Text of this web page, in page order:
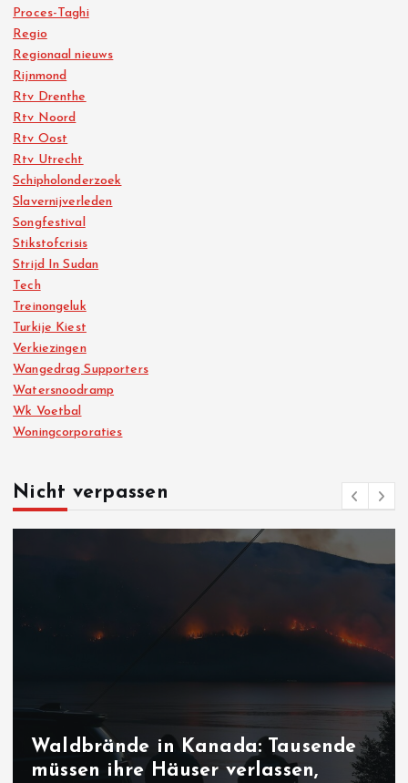
Proces-Taghi
Regio
Regionaal nieuws
Rijnmond
Rtv Drenthe
Rtv Noord
Rtv Oost
Rtv Utrecht
Schipholonderzoek
Slavernijverleden
Songfestival
Stikstofcrisis
Strijd In Sudan
Tech
Treinongeluk
Turkije Kiest
Verkiezingen
Wangedrag Supporters
Watersnoodramp
Wk Voetbal
Woningcorporaties
Nicht verpassen
Bedrohung der liberalen
Demokratie: Macht es bum in